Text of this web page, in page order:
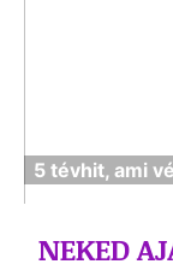
5 tévhit, ami
NEKED